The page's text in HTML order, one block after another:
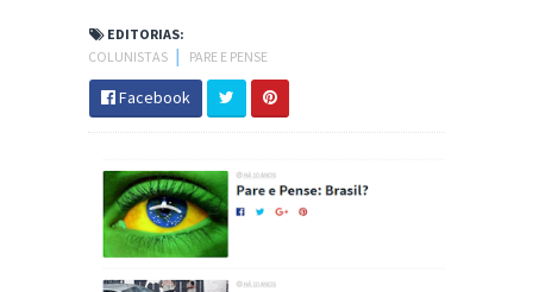
EDITORIAS:
COLUNISTAS
PARE E PENSE
Facebook